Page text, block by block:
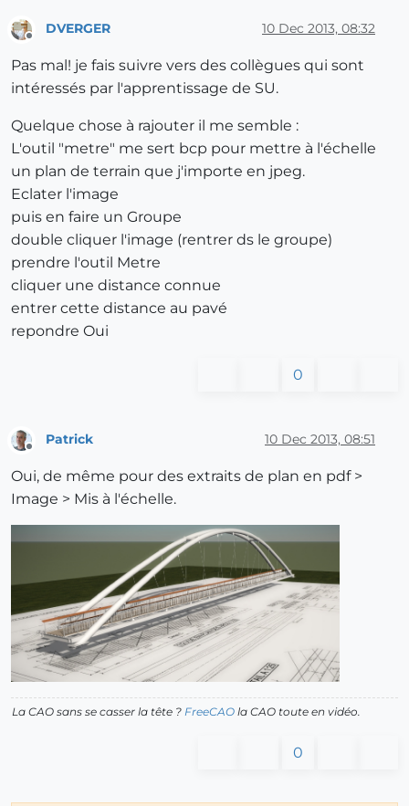
DVERGER 10 Dec 2013, 08:32
Pas mal! je fais suivre vers des collègues qui sont
intéressés par l'apprentissage de SU.
Quelque chose à rajouter il me semble :
L'outil "metre" me sert bcp pour mettre à l'échelle
un plan de terrain que j'importe en jpeg.
Eclater l'image
puis en faire un Groupe
double cliquer l'image (rentrer ds le groupe)
prendre l'outil Metre
cliquer une distance connue
entrer cette distance au pavé
repondre Oui
0
Patrick 10 Dec 2013, 08:51
Oui, de même pour des extraits de plan en pdf >
Image > Mis à l'échelle.
La CAO sans se casser la tête ? FreeCAO la CAO toute en vidéo.
0